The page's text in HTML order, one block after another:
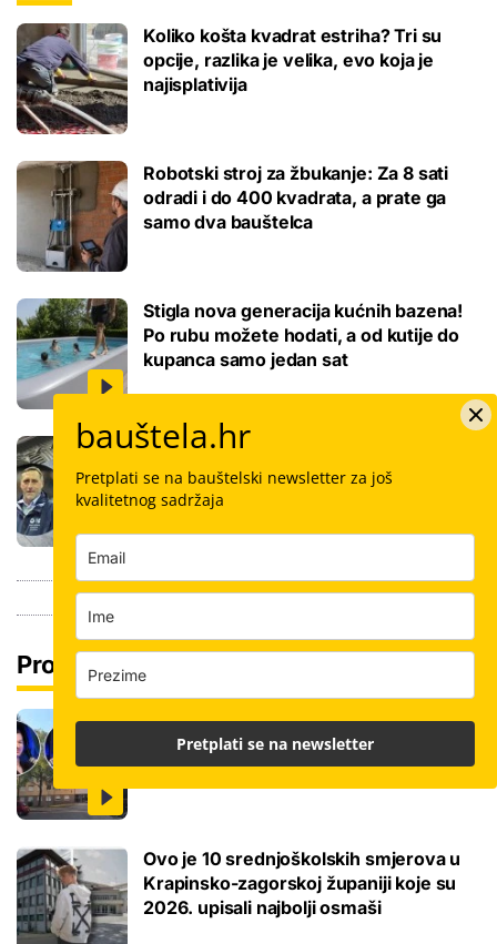
Koliko košta kvadrat estriha? Tri su
opcije, razlika je velika, evo koja je
najisplativija
Robotski stroj za žbukanje: Za 8 sati
odradi i do 400 kvadrata, a prate ga
samo dva bauštelca
Stigla nova generacija kućnih bazena!
Po rubu možete hodati, a od kutije do
kupanca samo jedan sat
Koliko košta keramičar za kvadrat
pločica: Cijenu određuju površina,
dimenzije keramike, ali i lokacija
Pročitaj još
Ovo je 5 mana života u studentskom
domu na koje se svaki brucoš mora
naviknuti
Ovo je 10 srednjoškolskih smjerova u
Krapinsko-zagorskoj županiji koje su
2026. upisali najbolji osmaši
bauštela.hr
Pretplati se na bauštelski newsletter za još
kvalitetnog sadržaja
Pretplati se na newsletter